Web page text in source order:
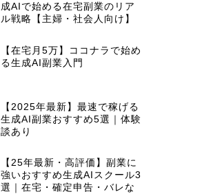
成AIで始める在宅副業のリア
ル戦略【主婦・社会人向け】
【在宅月5万】ココナラで始め
る生成AI副業入門
【2025年最新】最速で稼げる
生成AI副業おすすめ5選｜体験
談あり
【25年最新・高評価】副業に
強いおすすめ生成AIスクール3
選｜在宅・確定申告・バレな